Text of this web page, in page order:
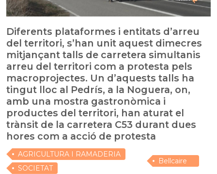
Diferents plataformes i entitats d’arreu
del territori, s’han unit aquest dimecres
mitjançant talls de carretera simultanis
arreu del territori com a protesta pels
macroprojectes. Un d’aquests talls ha
tingut lloc al Pedrís, a la Noguera, on,
amb una mostra gastronòmica i
productes del territori, han aturat el
trànsit de la carretera C53 durant dues
hores com a acció de protesta
AGRICULTURA I RAMADERIA
SOCIETAT
Bellcaire